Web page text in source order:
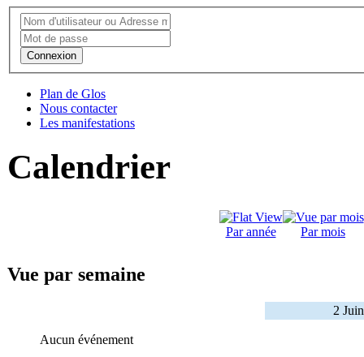
Connexion
Plan de Glos
Nous contacter
Les manifestations
Calendrier
Par année Par mois
Vue par semaine
2
Aucun événement